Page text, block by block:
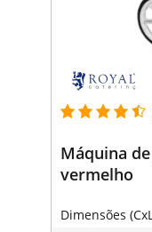
Máquina
vermelho
Dimensões